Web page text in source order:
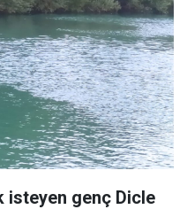
isteyen genç Dicle